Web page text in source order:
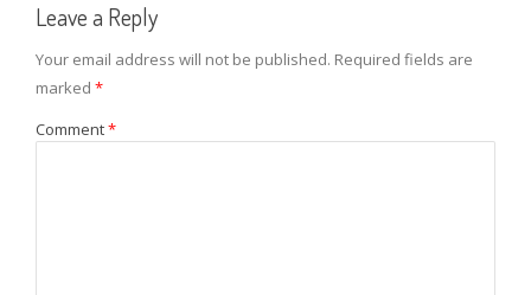
Leave a Reply
Your email address will not be published. Required fields are
marked *
Comment*